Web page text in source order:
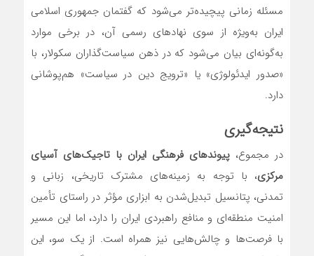
مسئله زمانی پیچیده‌تر می‌شود که گفتمان جمهوری اسلامی
ایران به‌ویژه از سوی نهادهای رسمی آن، در برخی موارد
به‌گونه‌ای بیان می‌شود که در ذهن سیاست‌گذاران سکولار، با
«صدور ایدئولوژی» یا «ترویج دین در سیاست» هم‌پوشانی
دارد.
نتیجه‌گیری
در مجموع، پیوندهای فرهنگی ایران با تاجیک‌های آسیای
مرکزی، با توجه به زمینه‌های مشترک تاریخی، زبانی و
تمدنی، پتانسیل تبدیل‌شدن به ابزاری مؤثر در راستای تأمین
امنیت منطقه‌ای و منافع راهبردی ایران را دارد، اما این مسیر
با فرصت‌ها و چالش‌هایی نیز همراه است. از یک سو، این